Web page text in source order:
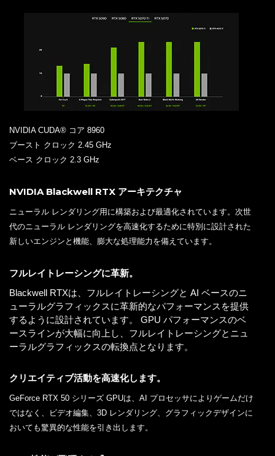
NVIDIA CUDA® コア 8960
ブースト クロック 2.45 GHz
ベース クロック 2.3 GHz
NVIDIA Blackwell RTX アーキテクチャ
ニューラル レンダリング用に構築および最適化されています。次世
代のニューラル レンダリングを高速化するために特別に設計された
新しいエンジンと機能、膨大な処理能力を備えています。
フルレイトレーシングに革新。
Blackwell RTXは、フルレイトレーシングと AI ベースのニ
ューラルグラフィックスに革新的なパフォーマンスを提供
するように設計されています。 GPU パフォーマンスのベ
ースラインが大幅に向上し、フルレイトレーシングとニュ
ーラルグラフィックスの転換点となります。
クリエイティブ活動を高速化します。
GeForce RTX 50 シリーズ GPUは、AI プロセッサによりゲームだけ
ではなく、ビデオ編集、3D レンダリング、グラフィックデザインに
おいても驚異的な性能を引き出します。